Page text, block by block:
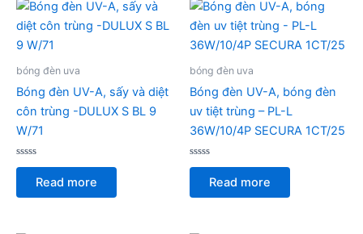
bóng đèn uva
Bóng đèn UV-A, sấy và diệt
côn trùng -DULUX S BL 9
W/71
Rated
of
Read more
bóng đèn uva
Bóng đèn UV-A, bóng đèn
uv tiệt trùng – PL-L
36W/10/4P SECURA 1CT/25
Rated
of
Read more